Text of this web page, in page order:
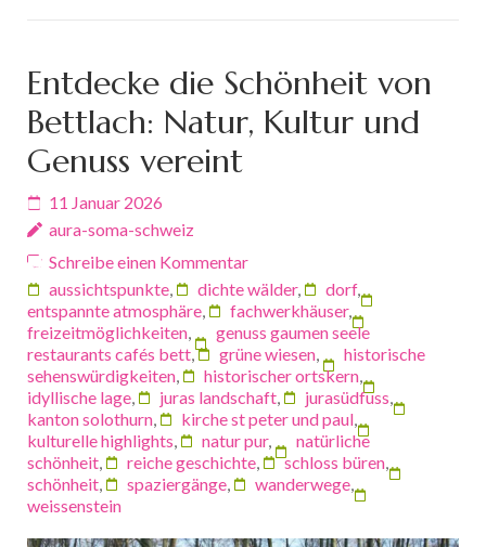
Entdecke die Schönheit von
Bettlach: Natur, Kultur und
Genuss vereint
11 Januar 2026
aura-soma-schweiz
Schreibe einen Kommentar
aussichtspunkte, dichte wälder, dorf,
entspannte atmosphäre, fachwerkhäuser,
freizeitmöglichkeiten,
genuss gaumen seele
restaurants cafés bett, grüne wiesen,
historische
sehenswürdigkeiten, historischer ortskern,
idyllische lage, juras landschaft, jurasüdfuss,
kanton solothurn, kirche st peter und paul,
kulturelle highlights, natur pur,
natürliche
schönheit, reiche geschichte, schloss büren,
schönheit, spaziergänge, wanderwege,
weissenstein